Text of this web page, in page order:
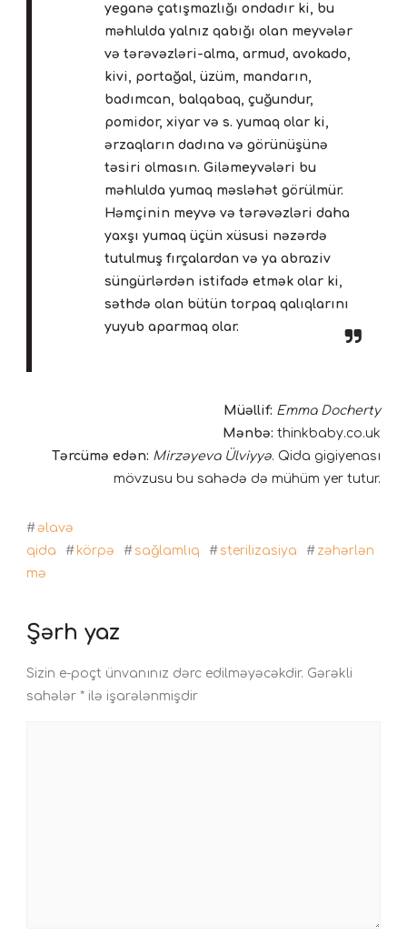
yeganə çatışmazlığı ondadır ki, bu
məhlulda yalnız qabığı olan meyvələr
və tərəvəzləri-alma, armud, avokado,
kivi, portağal, üzüm, mandarın,
badımcan, balqabaq, çuğundur,
pomidor, xiyar və s. yumaq olar ki,
ərzaqların dadına və görünüşünə
təsiri olmasın. Giləmeyvələri bu
məhlulda yumaq məsləhət görülmür.
Həmçinin meyvə və tərəvəzləri daha
yaxşı yumaq üçün xüsusi nəzərdə
tutulmuş fırçalardan və ya abraziv
süngürlərdən istifadə etmək olar ki,
səthdə olan bütün torpaq qalıqlarını
yuyub aparmaq olar.
Müəllif: Emma Docherty
Mənbə: thinkbaby.co.uk
Tərcümə edən: Mirzəyeva Ülviyyə. Qida gigiyenası
mövzusu bu sahədə də mühüm yer tutur.
#əlavə
qida
# körpə # sağlamlıq # sterilizasiya # zəhərlən
mə
Şərh yaz
Sizin e-poçt ünvanınız dərc edilməyəcəkdir. Gərəkli
sahələr * ilə işarələnmişdir